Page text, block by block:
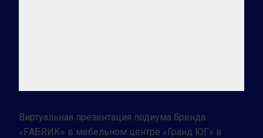
Виртуальная презентация подиума бренда
«FАБRИК» в мебельном центре «Гранд ЮГ» в